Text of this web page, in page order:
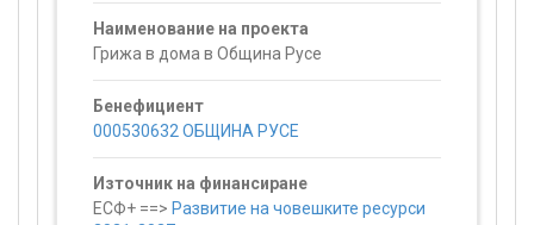
Наименование на проекта
Грижа в дома в Община Русе
Бенефициент
000530632 ОБЩИНА РУСЕ
Източник на финансиране
ЕСФ+ ==> Развитие на човешките ресурси